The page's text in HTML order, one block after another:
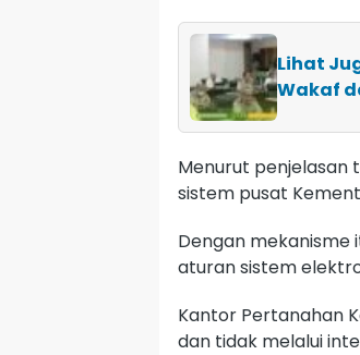
Lihat
Wakaf
Menurut
sistem pusat
Dengan mekanisme
aturan sistem
Kantor Pertanahan
dan tidak melalui